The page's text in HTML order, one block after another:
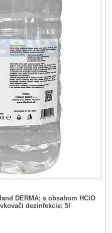
DERMA; s obsahom HClO
dezinfekcie; 5l